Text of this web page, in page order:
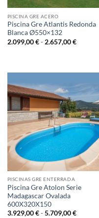
PISCINA GRE ACERO
Piscina Gre Atlantis Redonda
Blanca Ø550×132
2.099,00€ - 2.657,00€Rango
hasta
PISCINAS GRE ENTERRADA
Piscina Gre Atolon Serie
Madagascar Ovalada
600X320X150
3.929,00€ - 5.709,00€Rango